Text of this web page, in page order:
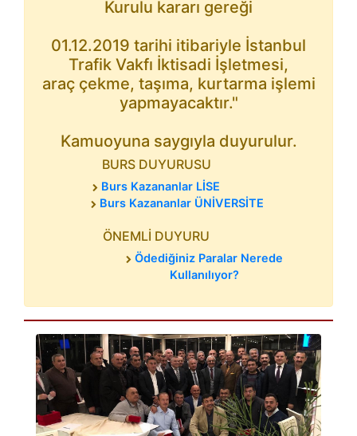
Kurulu kararı gereği
01.12.2019 tarihi itibariyle İstanbul
Trafik Vakfı İktisadi İşletmesi,
araç çekme, taşıma, kurtarma işlemi
yapmayacaktır."
Kamuoyuna saygıyla duyurulur.
BURS DUYURUSU
Burs Kazananlar LİSE
Burs Kazananlar ÜNİVERSİTE
ÖNEMLİ DUYURU
Ödediğiniz Paralar Nerede
Kullanılıyor?